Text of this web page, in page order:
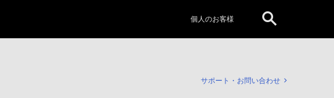
個人のお客様
サポート・お問い合わせ